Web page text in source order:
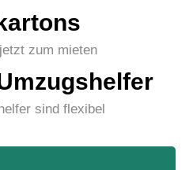
zum mieten
sind flexibel